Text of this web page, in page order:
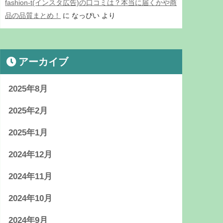
fashion-t(インスタ広告)の口コミは？本当に届くかや商
品の品質まとめ！
に なっぴい より
アーカイブ
2025年8月
2025年2月
2025年1月
2024年12月
2024年11月
2024年10月
2024年9月